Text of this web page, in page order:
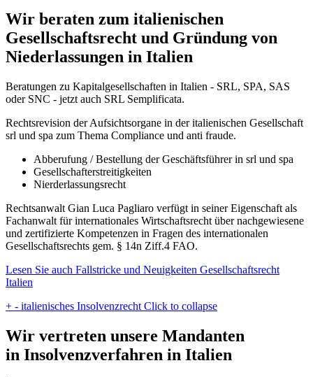
Wir beraten zum italienischen
Gesellschaftsrecht und Gründung von
Niederlassungen in Italien
Beratungen zu Kapitalgesellschaften in Italien - SRL, SPA, SAS
oder SNC - jetzt auch SRL Semplificata.
Rechtsrevision der Aufsichtsorgane in der italienischen Gesellschaft
srl und spa zum Thema Compliance und anti fraude.
Abberufung / Bestellung der Geschäftsführer in srl und spa
Gesellschafterstreitigkeiten
Nierderlassungsrecht
Rechtsanwalt Gian Luca Pagliaro verfügt in seiner Eigenschaft als
Fachanwalt für internationales Wirtschaftsrecht über nachgewiesene
und zertifizierte Kompetenzen in Fragen des internationalen
Gesellschaftsrechts gem. § 14n Ziff.4 FAO.
Lesen Sie auch Fallstricke und Neuigkeiten Gesellschaftsrecht
Italien
+ - italienisches Insolvenzrecht Click to collapse
Wir vertreten unsere Mandanten
in Insolvenzverfahren in Italien